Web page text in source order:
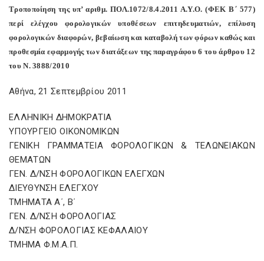
Τροποποίηση της υπ’ αριθμ. ΠΟΛ.1072/8.4.2011 Α.Υ.Ο. (ΦΕΚ Β΄ 577)
περί ελέγχου φορολογικών υποθέσεων επιτηδευματιών, επίλυση
φορολογικών διαφορών, βεβαίωση και καταβολή των φόρων καθώς και
προθεσμία εφαρμογής των διατάξεων της παραγράφου 6 του άρθρου 12
του Ν. 3888/2010
Αθήνα, 21 Σεπτεμβρίου 2011
ΕΛΛΗΝΙΚΗ ΔΗΜΟΚΡΑΤΙΑ
ΥΠΟΥΡΓΕΙΟ ΟΙΚΟΝΟΜΙΚΩΝ
ΓΕΝΙΚΗ ΓΡΑΜΜΑΤΕΙΑ ΦΟΡΟΛΟΓΙΚΩΝ & ΤΕΛΩΝΕΙΑΚΩΝ
ΘΕΜΑΤΩΝ
ΓΕΝ. Δ/ΝΣΗ ΦΟΡΟΛΟΓΙΚΩΝ ΕΛΕΓΧΩΝ
ΔΙΕΥΘΥΝΣΗ ΕΛΕΓΧΟΥ
ΤΜΗΜAΤΑ Α΄, Β΄
ΓΕΝ. Δ/ΝΣΗ ΦΟΡΟΛΟΓΙΑΣ
Δ/ΝΣΗ ΦΟΡΟΛΟΓΙΑΣ ΚΕΦΑΛΑΙΟΥ
ΤΜΗΜΑ Φ.Μ.Α.Π.